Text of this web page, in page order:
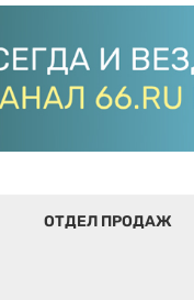
ОТДЕЛ ПРОДАЖ